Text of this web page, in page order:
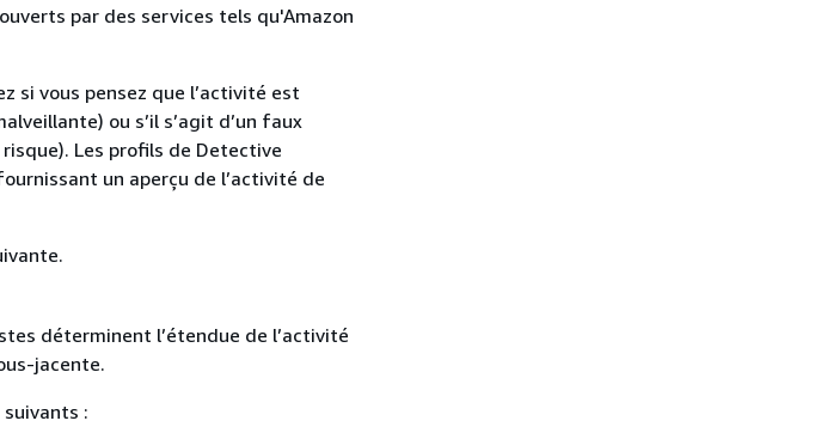
par des services tels qu'Amazon
si vous pensez que l’activité est
ou s’il s’agit d’un faux
Les profils de Detective
un aperçu de l’activité de
déterminent l’étendue de l’activité
jacente.
: